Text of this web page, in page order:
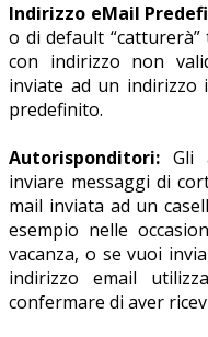
Indirizzo eMail
o di default
con indirizzo non
inviate ad un indirizzo
predefinito.
Autorisponditori: Gli
inviare messaggi di
mail inviata ad un
esempio nelle
vacanza, o se vuoi
indirizzo email
confermare di aver